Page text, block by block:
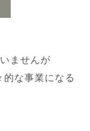
ませんが
的な事業になる